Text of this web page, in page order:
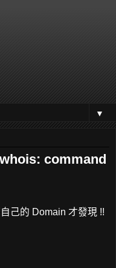
▼
command
己的 Domain 才發現 !!